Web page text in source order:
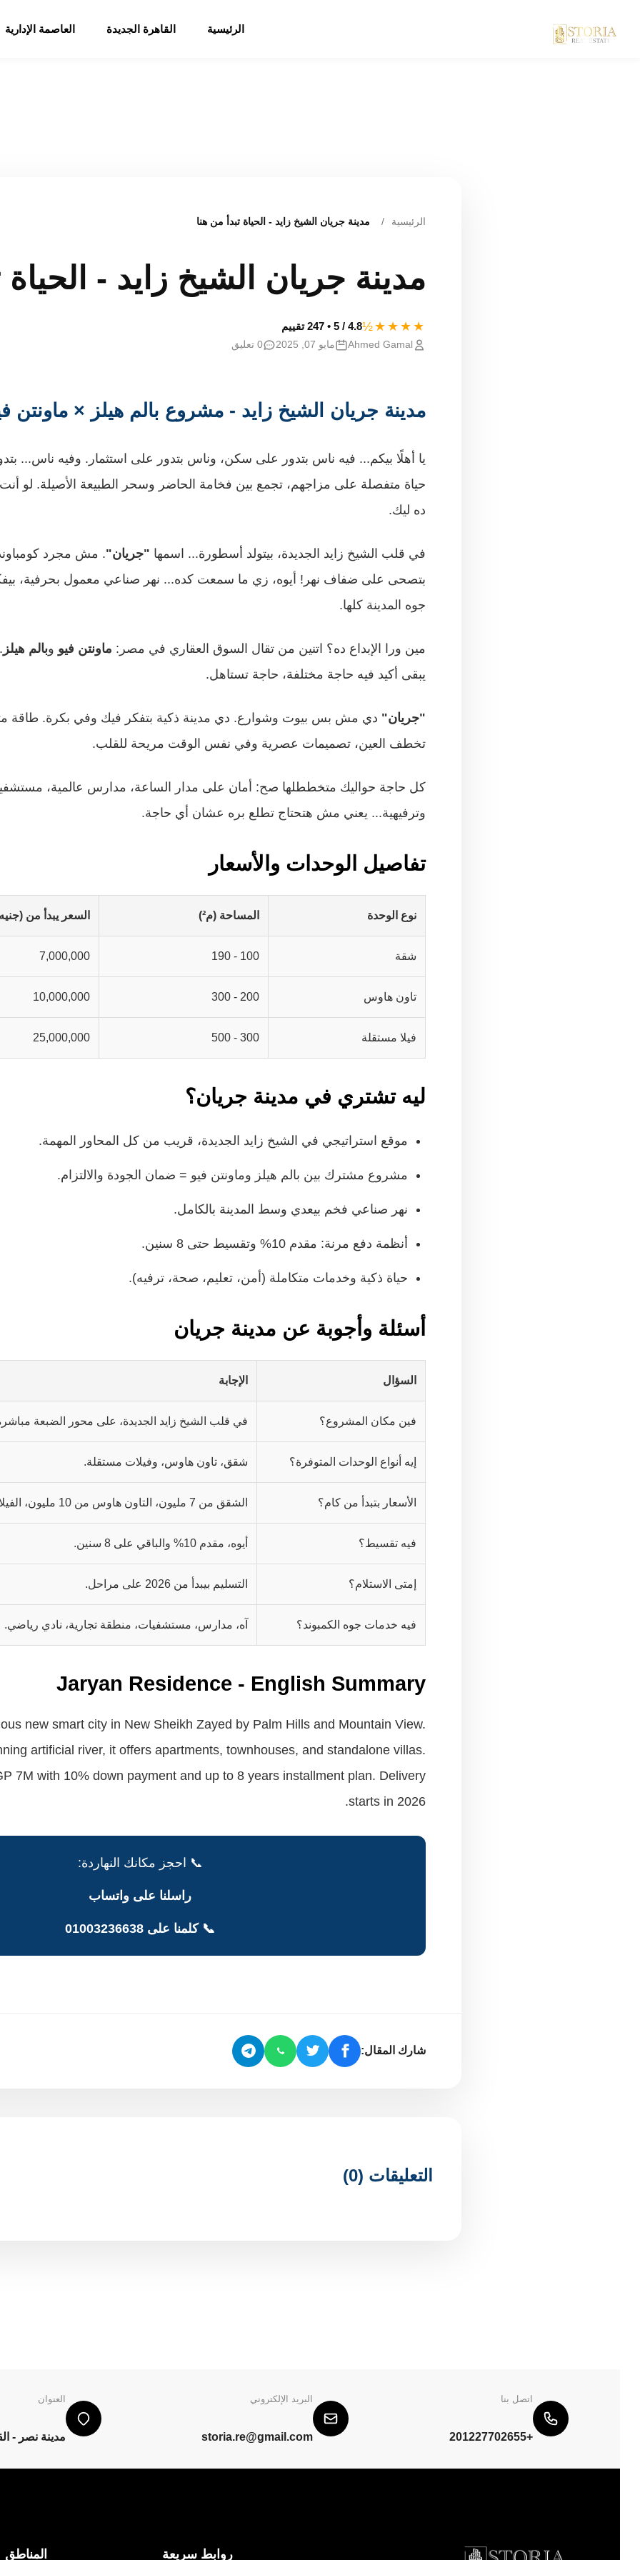
الرئيسية القاهرة الجديدة العاصمة الإدارية
الرئيسية / مدينة جريان الشيخ زايد - الحياة تبدأ من هنا
مدينة جريان الشيخ زايد - الحياة
★★★★½4.8 / 5 • 247 تقييم
Ahmed Gamal مايو 07, 2025 0 تعليق
مدينة جريان الشيخ زايد - مشروع بالم هيلز × ماونتن
يا أهلًا بيكم... فيه ناس بتدور على سكن، وناس بتدور على استثمار. وفيه ناس...
حياة متفصلة على مزاجهم، تجمع بين فخامة الحاضر وسحر الطبيعة الأصيلة. لو
ده ليك.
في قلب الشيخ زايد الجديدة، بيتولد أسطورة... اسمها "جريان". مش مجرد
بتصحى على ضفاف نهر! أيوه، زي ما سمعت كده... نهر صناعي معمول بحرفية،
جوه المدينة كلها.
مين ورا الإبداع ده؟ اتنين من تقال السوق العقاري في مصر: ماونتن فيو وبالم هيلز
يبقى أكيد فيه حاجة مختلفة، حاجة تستاهل.
"جريان" دي مش بس بيوت وشوارع. دي مدينة ذكية بتفكر فيك وفي بكرة. طاقة
تخطف العين، تصميمات عصرية وفي نفس الوقت مريحة للقلب.
كل حاجة حواليك متخططلها صح: أمان على مدار الساعة، مدارس عالمية،
وترفيهية... يعني مش هتحتاج تطلع بره عشان أي حاجة.
تفاصيل الوحدات والأسعار
نوع الوحدة المساحة (م²) السعر يبدأ من
شقة 100 - 190
7,000,000
تاون هاوس 200 - 300
10,000,000
فيلا مستقلة 300 - 500
25,000,000
ليه تشتري في مدينة جريان؟
موقع استراتيجي في الشيخ زايد الجديدة، قريب من كل المحاور المهمة.
مشروع مشترك بين بالم هيلز وماونتن فيو = ضمان الجودة والالتزام.
نهر صناعي فخم بيعدي وسط المدينة بالكامل.
أنظمة دفع مرنة: مقدم 10% وتقسيط حتى 8 سنين.
حياة ذكية وخدمات متكاملة (أمن، تعليم، صحة، ترفيه).
أسئلة وأجوبة عن مدينة جريان
السؤال الإجابة
فين مكان المشروع؟ في قلب الشيخ زايد الجديدة، على محور الضبعة
إيه أنواع الوحدات المتوفرة؟ شقق، تاون هاوس، وفيلات مستقلة.
الأسعار بتبدأ من كام؟ الشقق من 7 مليون، التاون هاوس من 10 مليون، الفيلات من 25 مليون.
فيه تقسيط؟ أيوه، مقدم 10% والباقي على 8 سنين.
إمتى الاستلام؟ التسليم بيبدأ من 2026 على مراحل.
فيه خدمات جوه الكمبوند؟ آه، مدارس، مستشفيات، منطقة تجارية، نادي رياضي.
Jaryan Residence - English Summary
new smart city in New Sheikh Zayed by Palm Hills and Mountain View.
artificial river, it offers apartments, townhouses, and standalone villas.
7M with 10% down payment and up to 8 years installment plan. Delivery
starts in 2026.
📞 احجز مكانك النهاردة:
راسلنا على واتساب
📞 كلمنا على 01003236638
شارك المقال:
التعليقات (0)
اتصل بنا
+201227702655
البريد الإلكتروني
storia.re@gmail.com
العنوان
مدينة نصر -
روابط سريعة المناطق